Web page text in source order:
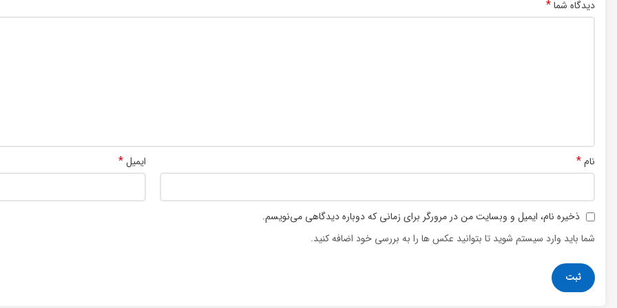
دیدگاه شما*
نام* ایمیل*
ذخیره نام، ایمیل و وبسایت من در مرورگر برای زمانی که دوباره دیدگاهی می‌نویسم.
شما باید وارد سیستم شوید تا بتوانید عکس ها را به بررسی خود اضافه کنید.